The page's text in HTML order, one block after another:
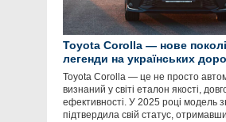
Toyota Corolla — нове
легенди на українських
Toyota Corolla — це не просто
визнаний у світі еталон якості,
ефективності. У 2025 році модель
підтвердила свій статус,